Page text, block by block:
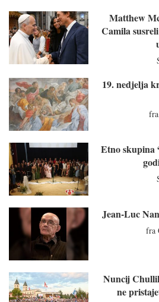
Matthew
Camila
19. nedjelja
Etno skupina
Jean-Luc
fra
Nuncij
ne